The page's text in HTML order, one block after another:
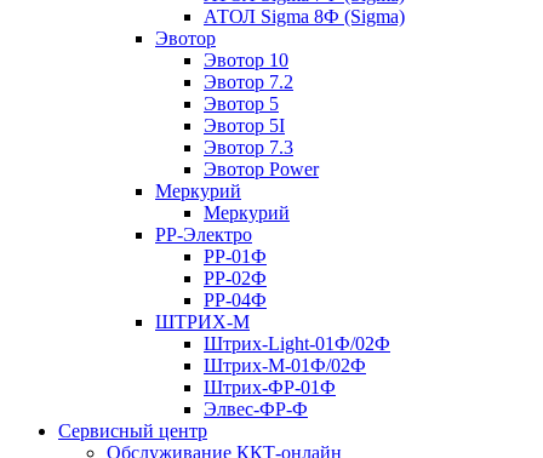
АТОЛ Sigma 8Ф (Sigma)
Эвотор
Эвотор 10
Эвотор 7.2
Эвотор 5
Эвотор 5I
Эвотор 7.3
Эвотор Power
Меркурий
Меркурий
РР-Электро
РР-01Ф
РР-02Ф
РР-04Ф
ШТРИХ-М
Штрих-Light-01Ф/02Ф
Штрих-М-01Ф/02Ф
Штрих-ФР-01Ф
Элвес-ФР-Ф
Сервисный центр
Обслуживание ККТ-онлайн